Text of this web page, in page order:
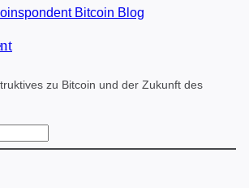
zu Bitcoin und der Zukunft des